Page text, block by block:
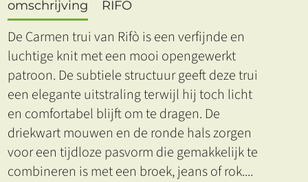
omschrijving RIFO
De Carmen trui van Rifò is een verfijnde en
luchtige knit met een mooi opengewerkt
patroon. De subtiele structuur geeft deze trui
een elegante uitstraling terwijl hij toch licht
en comfortabel blijft om te dragen. De
driekwart mouwen en de ronde hals zorgen
voor een tijdloze pasvorm die gemakkelijk te
combineren is met een broek, jeans of rok....